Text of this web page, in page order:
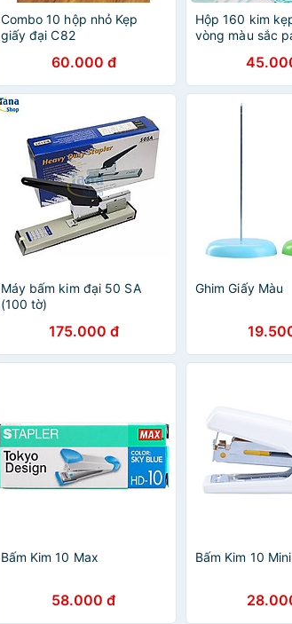
Combo 10 hộp nhỏ Kẹp
giấy đại C82
60.000 đ
Hộp 160 kim
vòng màu sắc
phẩm giữ văn
văn phòng đa
Deli
Máy bấm kim đại 50 SA
(100 tờ)
175.000 đ
Ghim Giấy Màu
Bấm Kim 10 Max
58.000 đ
Bấm Kim 10